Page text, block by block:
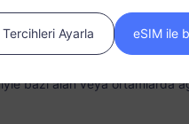
veya iade edilemez.
halinde hizmet
bazı alan veya ortamlarda
Tercihleri Ayarla eSIM ile